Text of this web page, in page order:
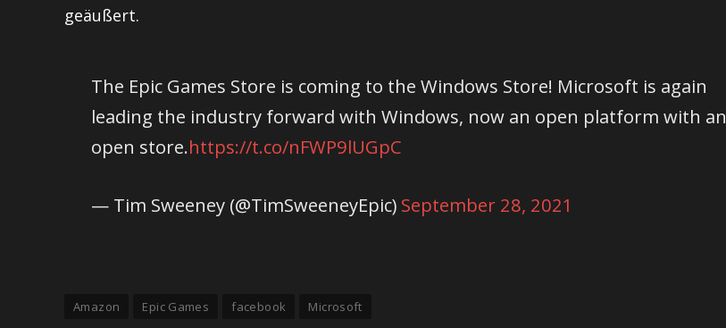
geäußert.
The Epic Games Store is coming to the Windows Store! Microsoft is again
leading the industry forward with Windows, now an open platform with an
open store.https://t.co/nFWP9lUGpC
— Tim Sweeney (@TimSweeneyEpic) September 28, 2021
Amazon Epic Games facebook Microsoft